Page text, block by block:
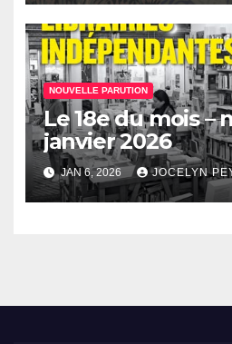
NOUVELLE PARUTION
Le 18e du mois –
janvier 2026
JAN 6, 2026 JOCELYN